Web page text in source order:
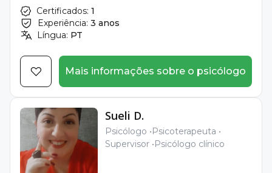
Certificados: 1
Experiência: 3 anos
Língua: PT
Mais informações sobre o psicólogo
Sueli D.
Psicólogo
Psicoterapeuta
Supervisor Psicólogo clínico